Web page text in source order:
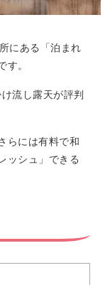
にある「泊まれ
す。
流し露天が評判
らには有料で和
ッシュ」できる